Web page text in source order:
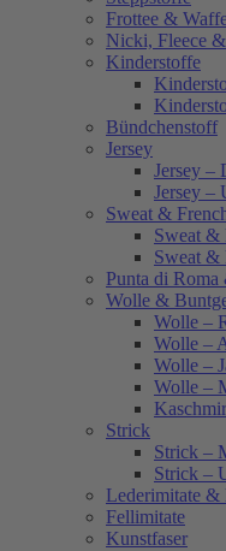
Frottee &
Nicki, Fleece
Kinderstoffe
Bündchenstoff
Jersey
Jersey –
Jersey –
Sweat &
Sweat &
Sweat &
Punta di
Wolle &
Wolle –
Wolle –
Wolle –
Wolle –
Strick
Strick –
Strick –
Lederimitate &
Fellimitate
Kunstfaser